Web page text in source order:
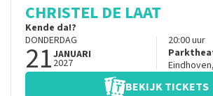
CHRISTEL DE LAAT
Kende da!?
DONDERDAG
21JANUARI
2027
20:00uur
Eindhoven,
BEKIJK TICKETS